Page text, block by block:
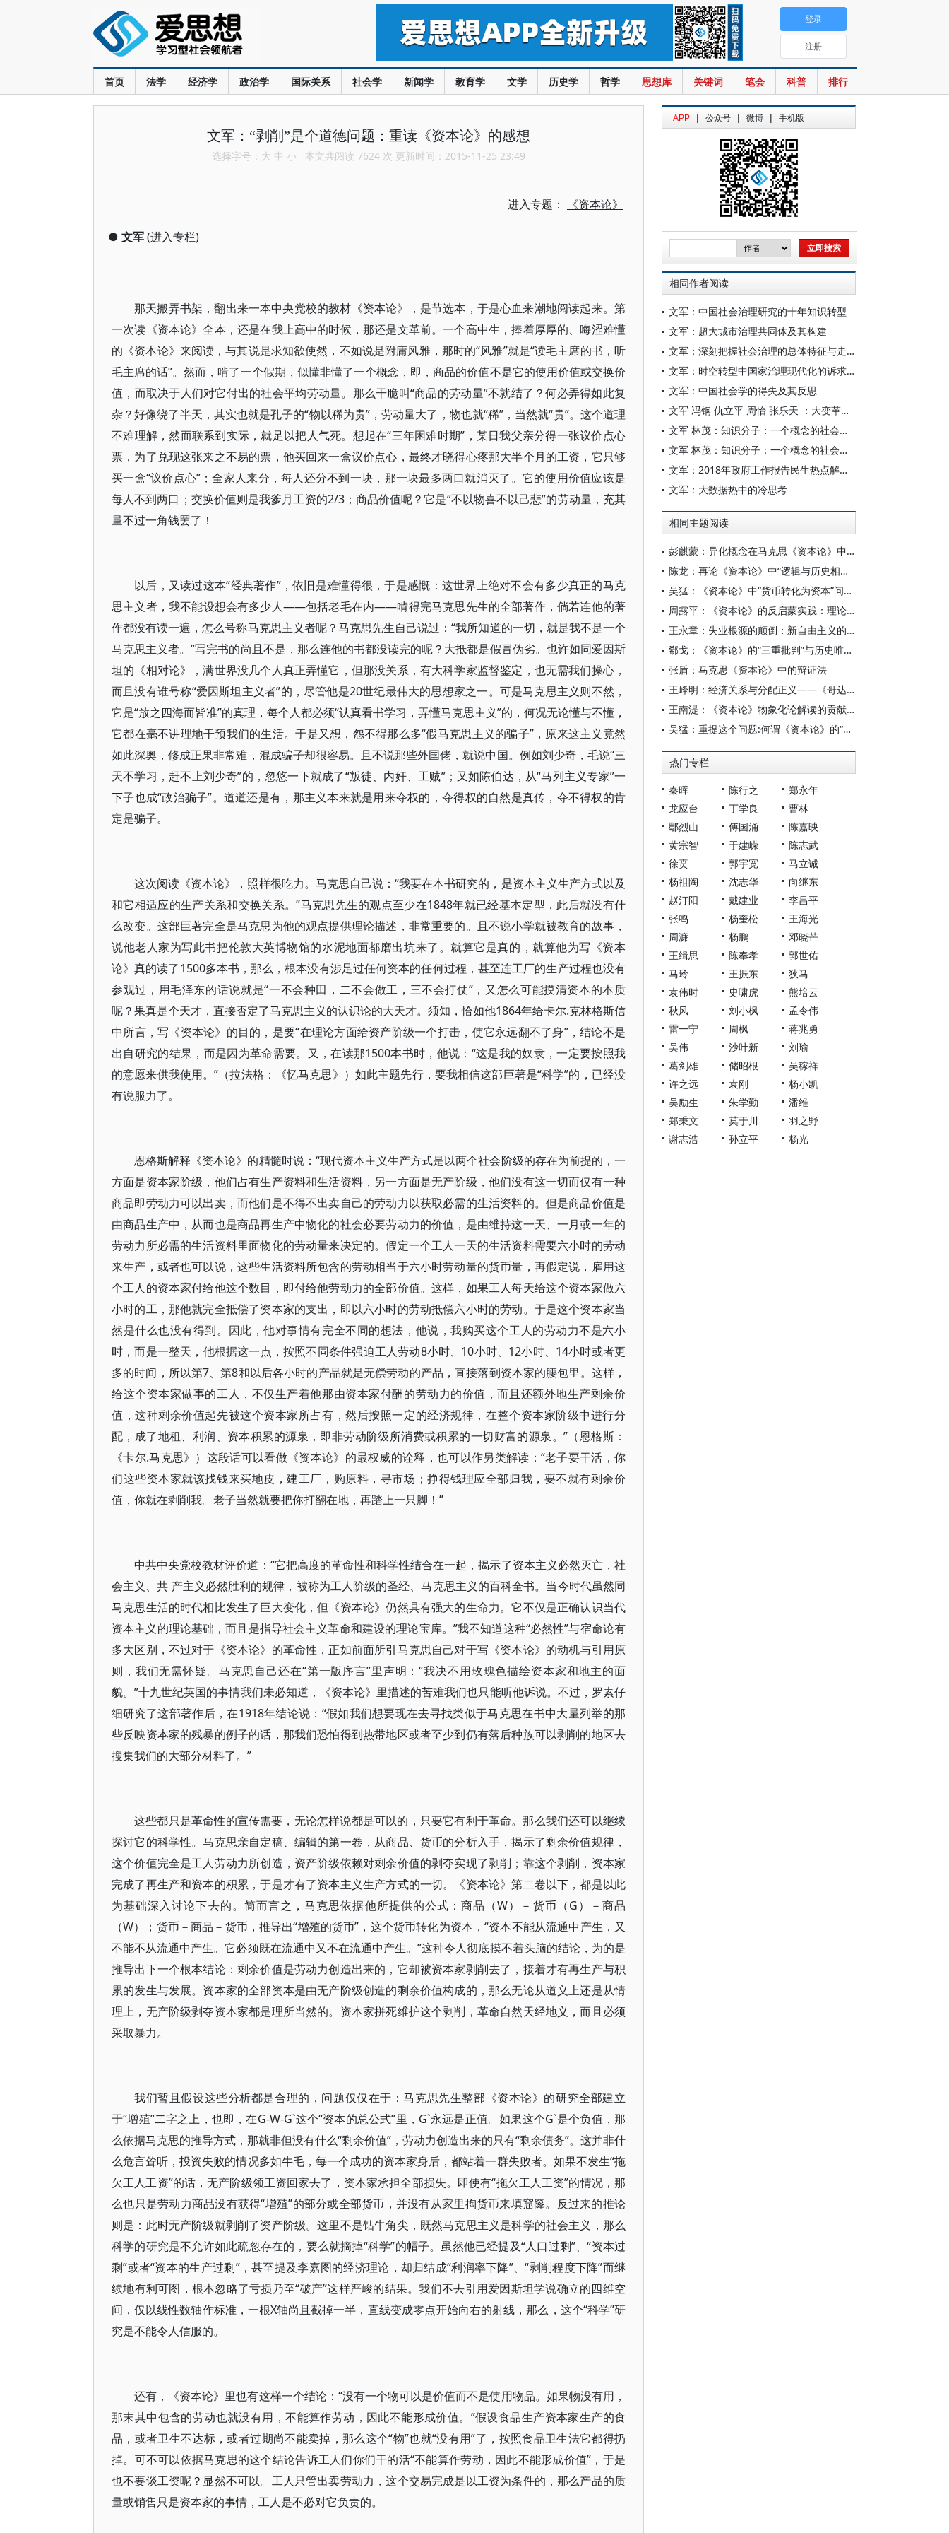
首页 法学 经济学 政治学 国际关系 社会学 新闻学 教育学 文学 历史学 哲学 思想库 关键词 笔会 科普 排行
登录
注册
文军：“剥削”是个道德问题：重读《资本论》的感想
选择字号： 大 中 小 本文共阅读 7624 次 更新时间：2015-11-25 23:49
进入专题： 《资本论》
● 文军(进入专栏)
那天搬弄书架，翻出来一本中央党校的教材《资本论》，是节选本，于是心血来潮地阅读起来。第
一次读《资本论》全本，还是在我上高中的时候，那还是文革前。一个高中生，捧着厚厚的、晦涩难懂
的《资本论》来阅读，与其说是求知欲使然，不如说是附庸风雅，那时的“风雅”就是“读毛主席的书，听
毛主席的话”。然而，啃了一个假期，似懂非懂了一个概念，即，商品的价值不是它的使用价值或交换价
值，而取决于人们对它付出的社会平均劳动量。那么干脆叫“商品的劳动量”不就结了？何必弄得如此复
杂？好像绕了半天，其实也就是孔子的“物以稀为贵”，劳动量大了，物也就“稀”，当然就“贵”。这个道理
不难理解，然而联系到实际，就足以把人气死。想起在“三年困难时期”，某日我父亲分得一张议价点心
票，为了兑现这张来之不易的票，他买回来一盒议价点心，最终才晓得心疼那大半个月的工资，它只够
买一盒“议价点心”；全家人来分，每人还分不到一块，那一块最多两口就消灭了。它的使用价值应该是
每人不到两口；交换价值则是我爹月工资的2/3；商品价值呢？它是“不以物喜不以己悲”的劳动量，充其
量不过一角钱罢了！
以后，又读过这本“经典著作”，依旧是难懂得很，于是感慨：这世界上绝对不会有多少真正的马克
思主义者，我不能设想会有多少人――包括老毛在内――啃得完马克思先生的全部著作，倘若连他的著
作都没有读一遍，怎么号称马克思主义者呢？马克思先生自己说过：“我所知道的一切，就是我不是一个
马克思主义者。”写完书的尚且不是，那么连他的书都没读完的呢？大抵都是假冒伪劣。也许如同爱因斯
坦的《相对论》，满世界没几个人真正弄懂它，但那没关系，有大科学家监督鉴定，也无需我们操心，
而且没有谁号称“爱因斯坦主义者”的，尽管他是20世纪最伟大的思想家之一。可是马克思主义则不然，
它是“放之四海而皆准”的真理，每个人都必须“认真看书学习，弄懂马克思主义”的，何况无论懂与不懂，
它都在毫不讲理地干预我们的生活。于是又想，怨不得那么多“假马克思主义的骗子”，原来这主义竟然
如此深奥，修成正果非常难，混成骗子却很容易。且不说那些外国佬，就说中国。例如刘少奇，毛说“三
天不学习，赶不上刘少奇”的，忽悠一下就成了“叛徒、内奸、工贼”；又如陈伯达，从“马列主义专家”一
下子也成“政治骗子”。道道还是有，那主义本来就是用来夺权的，夺得权的自然是真传，夺不得权的肯
定是骗子。
这次阅读《资本论》，照样很吃力。马克思自己说：“我要在本书研究的，是资本主义生产方式以及
和它相适应的生产关系和交换关系。”马克思先生的观点至少在1848年就已经基本定型，此后就没有什
么改变。这部巨著完全是马克思为他的观点提供理论描述，非常重要的。且不说小学就被教育的故事，
说他老人家为写此书把伦敦大英博物馆的水泥地面都磨出坑来了。就算它是真的，就算他为写《资本
论》真的读了1500多本书，那么，根本没有涉足过任何资本的任何过程，甚至连工厂的生产过程也没有
参观过，用毛泽东的话说就是“一不会种田，二不会做工，三不会打仗”，又怎么可能摸清资本的本质
呢？果真是个天才，直接否定了马克思主义的认识论的大天才。须知，恰如他1864年给卡尔.克林格斯信
中所言，写《资本论》的目的，是要“在理论方面给资产阶级一个打击，使它永远翻不了身”，结论不是
出自研究的结果，而是因为革命需要。又，在读那1500本书时，他说：“这是我的奴隶，一定要按照我
的意愿来供我使用。”（拉法格：《忆马克思》）如此主题先行，要我相信这部巨著是“科学”的，已经没
有说服力了。
恩格斯解释《资本论》的精髓时说：“现代资本主义生产方式是以两个社会阶级的存在为前提的，一
方面是资本家阶级，他们占有生产资料和生活资料，另一方面是无产阶级，他们没有这一切而仅有一种
商品即劳动力可以出卖，而他们是不得不出卖自己的劳动力以获取必需的生活资料的。但是商品价值是
由商品生产中，从而也是商品再生产中物化的社会必要劳动力的价值，是由维持这一天、一月或一年的
劳动力所必需的生活资料里面物化的劳动量来决定的。假定一个工人一天的生活资料需要六小时的劳动
来生产，或者也可以说，这些生活资料所包含的劳动相当于六小时劳动量的货币量，再假定说，雇用这
个工人的资本家付给他这个数目，即付给他劳动力的全部价值。这样，如果工人每天给这个资本家做六
小时的工，那他就完全抵偿了资本家的支出，即以六小时的劳动抵偿六小时的劳动。于是这个资本家当
然是什么也没有得到。因此，他对事情有完全不同的想法，他说，我购买这个工人的劳动力不是六小
时，而是一整天，他根据这一点，按照不同条件强迫工人劳动8小时、10小时、12小时、14小时或者更
多的时间，所以第7、第8和以后各小时的产品就是无偿劳动的产品，直接落到资本家的腰包里。这样，
给这个资本家做事的工人，不仅生产着他那由资本家付酬的劳动力的价值，而且还额外地生产剩余价
值，这种剩余价值起先被这个资本家所占有，然后按照一定的经济规律，在整个资本家阶级中进行分
配，成了地租、利润、资本积累的源泉，即非劳动阶级所消费或积累的一切财富的源泉。”（恩格斯：
《卡尔.马克思》）这段话可以看做《资本论》的最权威的诠释，也可以作另类解读：“老子要干活，你
们这些资本家就该找钱来买地皮，建工厂，购原料，寻市场；挣得钱理应全部归我，要不就有剩余价
值，你就在剥削我。老子当然就要把你打翻在地，再踏上一只脚！”
中共中央党校教材评价道：“它把高度的革命性和科学性结合在一起，揭示了资本主义必然灭亡，社
会主义、共 产主义必然胜利的规律，被称为工人阶级的圣经、马克思主义的百科全书。当今时代虽然同
马克思生活的时代相比发生了巨大变化，但《资本论》仍然具有强大的生命力。它不仅是正确认识当代
资本主义的理论基础，而且是指导社会主义革命和建设的理论宝库。”我不知道这种“必然性”与宿命论有
多大区别，不过对于《资本论》的革命性，正如前面所引马克思自己对于写《资本论》的动机与引用原
则，我们无需怀疑。马克思自己还在“第一版序言”里声明：“我决不用玫瑰色描绘资本家和地主的面
貌。”十九世纪英国的事情我们未必知道，《资本论》里描述的苦难我们也只能听他诉说。不过，罗素仔
细研究了这部著作后，在1918年结论说：“假如我们想要现在去寻找类似于马克思在书中大量列举的那
些反映资本家的残暴的例子的话，那我们恐怕得到热带地区或者至少到仍有落后种族可以剥削的地区去
搜集我们的大部分材料了。”
这些都只是革命性的宣传需要，无论怎样说都是可以的，只要它有利于革命。那么我们还可以继续
探讨它的科学性。马克思亲自定稿、编辑的第一卷，从商品、货币的分析入手，揭示了剩余价值规律，
这个价值完全是工人劳动力所创造，资产阶级依赖对剩余价值的剥夺实现了剥削；靠这个剥削，资本家
完成了再生产和资本的积累，于是才有了资本主义生产方式的一切。《资本论》第二卷以下，都是以此
为基础深入讨论下去的。简而言之，马克思依据他所提供的公式：商品（W）－货币（G）－商品
（W）；货币－商品－货币，推导出“增殖的货币”，这个货币转化为资本，“资本不能从流通中产生，又
不能不从流通中产生。它必须既在流通中又不在流通中产生。”这种令人彻底摸不着头脑的结论，为的是
推导出下一个根本结论：剩余价值是劳动力创造出来的，它却被资本家剥削去了，接着才有再生产与积
累的发生与发展。资本家的全部资本是由无产阶级创造的剩余价值构成的，那么无论从道义上还是从情
理上，无产阶级剥夺资本家都是理所当然的。资本家拼死维护这个剥削，革命自然天经地义，而且必须
采取暴力。
我们暂且假设这些分析都是合理的，问题仅仅在于：马克思先生整部《资本论》的研究全部建立
于“增殖”二字之上，也即，在G-W-G`这个“资本的总公式”里，G`永远是正值。如果这个G`是个负值，那
么依据马克思的推导方式，那就非但没有什么“剩余价值”，劳动力创造出来的只有“剩余债务”。这并非什
么危言耸听，投资失败的情况多如牛毛，每一个成功的资本家身后，都站着一群失败者。如果不发生“拖
欠工人工资”的话，无产阶级领工资回家去了，资本家承担全部损失。即使有“拖欠工人工资”的情况，那
么也只是劳动力商品没有获得“增殖”的部分或全部货币，并没有从家里掏货币来填窟窿。反过来的推论
则是：此时无产阶级就剥削了资产阶级。这里不是钻牛角尖，既然马克思主义是科学的社会主义，那么
科学的研究是不允许如此疏忽存在的，要么就摘掉“科学”的帽子。虽然他已经提及“人口过剩”、“资本过
剩”或者“资本的生产过剩”，甚至提及李嘉图的经济理论，却归结成“利润率下降”、“剥削程度下降”而继
续地有利可图，根本忽略了亏损乃至“破产”这样严峻的结果。我们不去引用爱因斯坦学说确立的四维空
间，仅以线性数轴作标准，一根X轴尚且截掉一半，直线变成零点开始向右的射线，那么，这个“科学”研
究是不能令人信服的。
还有，《资本论》里也有这样一个结论：“没有一个物可以是价值而不是使用物品。如果物没有用，
那末其中包含的劳动也就没有用，不能算作劳动，因此不能形成价值。”假设食品生产资本家生产的食
品，或者卫生不达标，或者过期尚不能卖掉，那么这个“物”也就“没有用”了，按照食品卫生法它都得扔
掉。可不可以依据马克思的这个结论告诉工人们你们干的活“不能算作劳动，因此不能形成价值”，于是
也不要谈工资呢？显然不可以。工人只管出卖劳动力，这个交易完成是以工资为条件的，那么产品的质
量或销售只是资本家的事情，工人是不必对它负责的。
APP | 公众号 | 微博 | 手机版
相同作者阅读
文军：中国社会治理研究的十年知识转型
文军：超大城市治理共同体及其构建
文军：深刻把握社会治理的总体特征与走向
文军：时空转型中国家治理现代化的诉求困境与未来走向
文军：中国社会学的得失及其反思
文军 冯钢 仇立平 周怡 张乐天 ：大变革时代的学术回响（下）
文军 林茂：知识分子：一个概念的社会学考评 —— 基于“德雷福斯事件”的话语权分析
文军 林茂：知识分子：一个概念的社会学考评
文军：2018年政府工作报告民生热点解读：追求更平衡更充分的发展
文军：大数据热中的冷思考
相同主题阅读
彭麒蒙：异化概念在马克思《资本论》中的逐渐隐退与阐释路径转型
陈龙：再论《资本论》中“逻辑与历史相一致”问题
吴猛：《资本论》中“货币转化为资本”问题的哲学考察
周露平：《资本论》的反启蒙实践：理论境遇与批判进路
王永章：失业根源的颠倒：新自由主义的政治经济学批判
郗戈：《资本论》的“三重批判”与历史唯物主义建构
张盾：马克思《资本论》中的辩证法
王峰明：经济关系与分配正义——《哥达纲领批判》中马克思的“权利-正义观”辨析
王南湜：《资本论》物象化论解读的贡献与缺憾
吴猛：重提这个问题:何谓《资本论》的“辩证方法”?
热门专栏
秦晖 陈行之
郑永年
龙应台
丁学良
曹林
鄢烈山
傅国涌
陈嘉映
黄宗智
于建嵘
陈志武
徐贲
郭宇宽
马立诚
杨祖陶
沈志华
向继东
赵汀阳
戴建业
李昌平
张鸣
杨奎松
王海光
周濂
杨鹏
邓晓芒
王缉思
陈奉孝
郭世佑
马玲
王振东
狄马
袁伟时
史啸虎
熊培云
秋风
刘小枫
孟令伟
雷一宁
周枫
蒋兆勇
吴伟
沙叶新
刘瑜
葛剑雄
储昭根
吴稼祥
许之远
袁刚
杨小凯
吴励生
朱学勤
潘维
郑秉文
莫于川
羽之野
谢志浩
孙立平 杨光